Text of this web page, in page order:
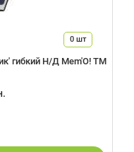
0шт
гибкий Н/Д Mem'O! ТМ